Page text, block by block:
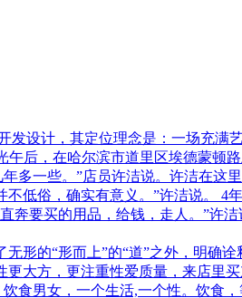
发设计，其定位理念是：一场充
后，在哈尔滨市道里区埃德蒙顿
多一些。”店员许洁说。许洁在这
低俗，确实有意义。”许洁说。 4
要买的用品，给钱，走人。”许
形的“形而上”的“道”之外，明
大方，更注重性爱质量，来店里
男女，一个生活,一个性。饮食